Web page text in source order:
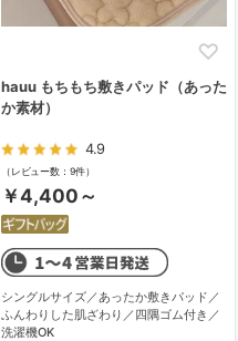
hauu もちもち敷きパッド（あった
か素材）
4.9
（レビュー数：9件）
￥4,400～
シングルサイズ／あったか敷きパッド／
ふんわりした肌ざわり／四隅ゴム付き／
洗濯機OK